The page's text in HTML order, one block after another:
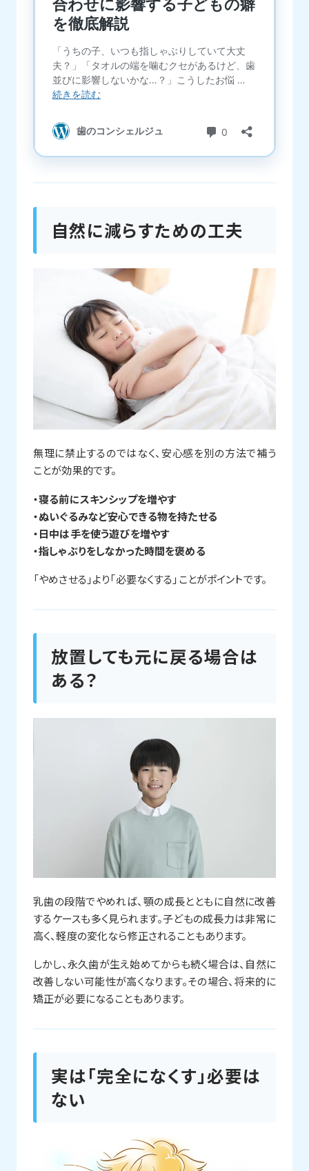
自然に減らすための工夫
無理に禁止するのではなく、安心感を別の方法で補う
ことが効果的です。
・寝る前にスキンシップを増やす
・ぬいぐるみなど安心できる物を持たせる
・日中は手を使う遊びを増やす
・指しゃぶりをしなかった時間を褒める
「やめさせる」より「必要なくする」ことがポイントです。
放置しても元に戻る場合は
ある？
乳歯の段階でやめれば、顎の成長とともに自然に改善
するケースも多く見られます。子どもの成長力は非常に
高く、軽度の変化なら修正されることもあります。
しかし、永久歯が生え始めてからも続く場合は、自然に
改善しない可能性が高くなります。その場合、将来的に
矯正が必要になることもあります。
実は「完全になくす」必要は
ない